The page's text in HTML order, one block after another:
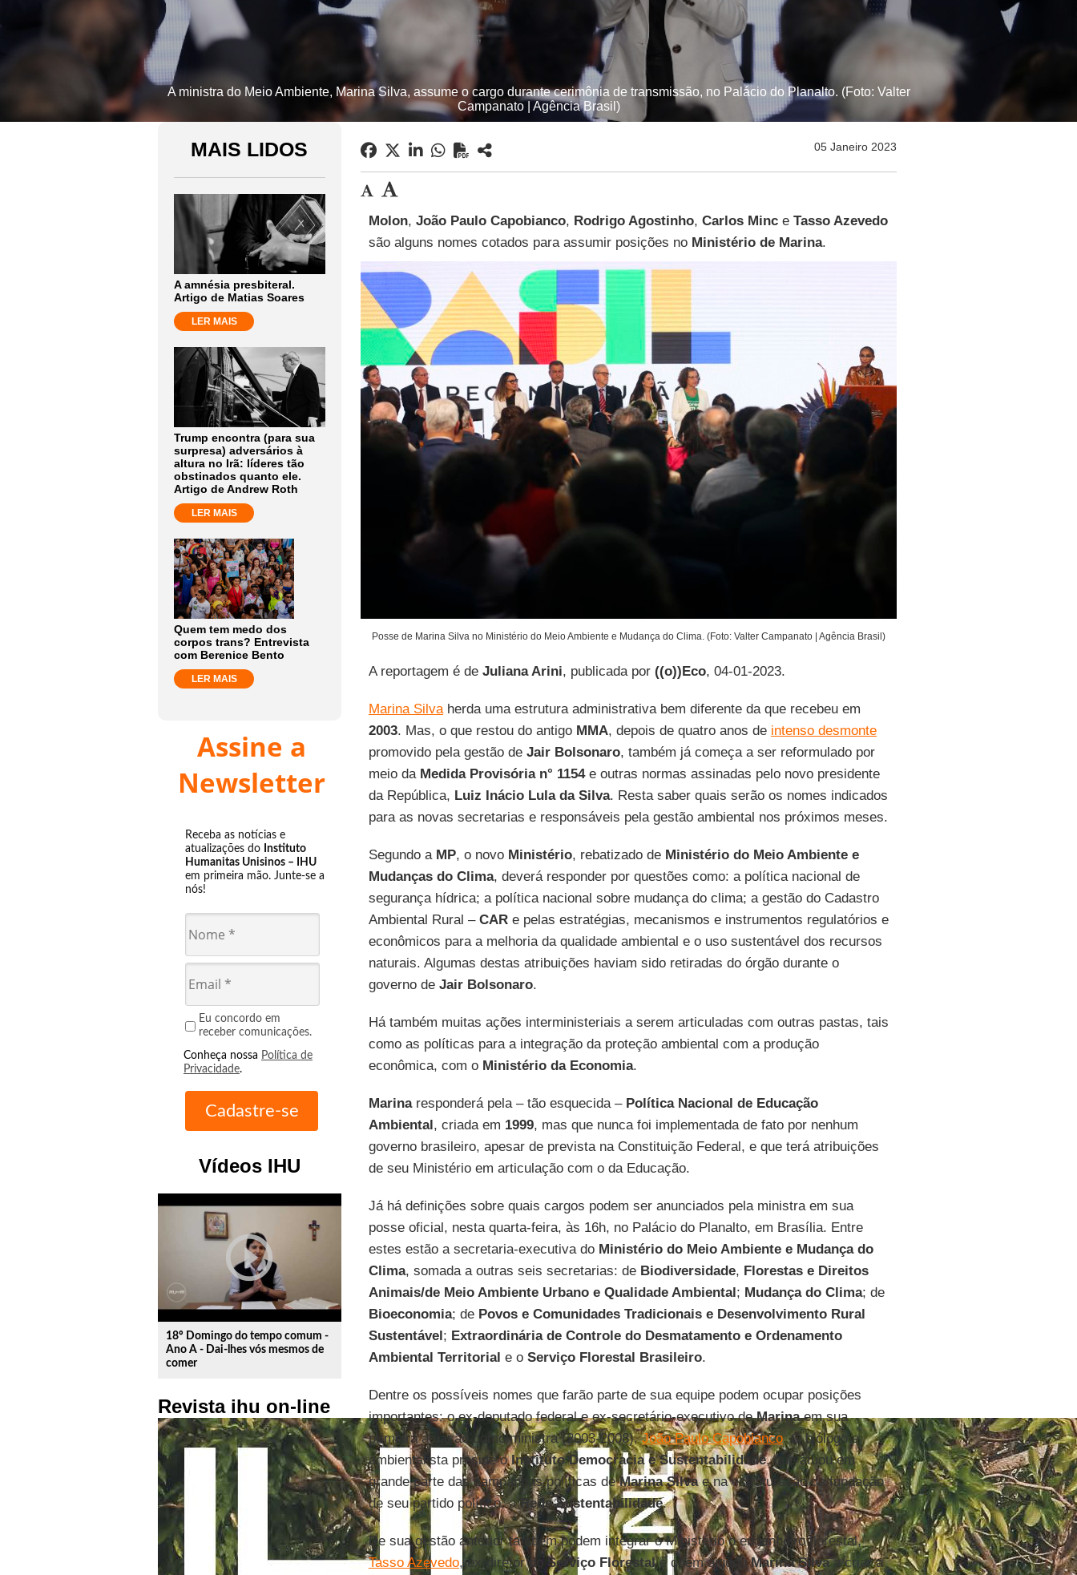
A ministra do Meio Ambiente, Marina Silva, assume o cargo durante cerimônia de transmissão, no Palácio do Planalto. (Foto: Valter
Campanato | Agência Brasil)
MAIS LIDOS
A amnésia presbiteral.
Artigo de Matias Soares
LER MAIS
Trump encontra (para sua
surpresa) adversários à
altura no Irã: líderes tão
obstinados quanto ele.
Artigo de Andrew Roth
LER MAIS
Quem tem medo dos
corpos trans? Entrevista
com Berenice Bento
LER MAIS
Assine a
Newsletter
Receba as notícias e
atualizações do Instituto
Humanitas Unisinos – IHU
em primeira mão. Junte-se a
nós!
Eu concordo em
receber comunicações.
Conheça nossa Política de
Privacidade.
Vídeos IHU
play_circle_outline
18º Domingo do tempo comum -
Ano A - Dai-lhes vós mesmos de
comer
Revista ihu on-line
05 Janeiro 2023
Molon, João Paulo Capobianco, Rodrigo Agostinho, Carlos Mince Tasso Azevedo
são alguns nomes cotados para assumir posições no Ministério de Marina.
Posse de Marina Silva no Ministério do Meio Ambiente e Mudança do Clima. (Foto: Valter Campanato | Agência Brasil)
A reportagem é de Juliana Arini, publicada por ((o))Eco, 04-01-2023.
Marina Silvaherda uma estrutura administrativa bem diferente da que recebeu em
2003. Mas, o que restou do antigo MMA, depois de quatro anos de intenso desmonte
promovido pela gestão de Jair Bolsonaro, também já começa a ser reformulado por
meio da Medida Provisória n° 1154e outras normas assinadas pelo novo presidente
da República, Luiz Inácio Lula da Silva. Resta saber quais serão os nomes indicados
para as novas secretarias e responsáveis pela gestão ambiental nos próximos meses.
Segundo a MP, o novo Ministério, rebatizado deMinistério do Meio Ambiente e
Mudanças do Clima, deverá responder por questões como: a política nacional de
segurança hídrica; a política nacional sobre mudança do clima; a gestão do Cadastro
Ambiental Rural – CARe pelas estratégias, mecanismos e instrumentos regulatórios e
econômicos para a melhoria da qualidade ambiental e o uso sustentável dos recursos
naturais. Algumas destas atribuições haviam sido retiradas do órgão durante o
governo de Jair Bolsonaro.
Há também muitas ações interministeriais a serem articuladas com outras pastas, tais
como as políticas para a integração da proteção ambiental com a produção
econômica, com o Ministério da Economia.
Marinaresponderá pela – tão esquecida – Política Nacional de Educação
Ambiental, criada em 1999, mas que nunca foi implementada de fato por nenhum
governo brasileiro, apesar de prevista na Constituição Federal, e que terá atribuições
de seu Ministério em articulação com o da Educação.
Já há definições sobre quais cargos podem ser anunciados pela ministra em sua
posse oficial, nesta quarta-feira, às 16h, no Palácio do Planalto, em Brasília. Entre
estes estão a secretaria-executiva do Ministério do Meio Ambiente e Mudança do
Clima, somada a outras seis secretarias: de Biodiversidade, Florestas e Direitos
Animais/de Meio Ambiente Urbano e Qualidade Ambiental; Mudança do Clima; de
Bioeconomia; de Povos e Comunidades Tradicionais e Desenvolvimento Rural
Sustentável; Extraordinária de Controle do Desmatamento e Ordenamento
Ambiental Territorial e o Serviço Florestal Brasileiro.
Dentre os possíveis nomes que farão parte de sua equipe podem ocupar posições
importantes: o ex-deputado federal e ex-secretário-executivo deMarinaem sua
primeira atuação como ministra (2003-2008),João Paulo Capobianco. O biólogo e
ambientalista preside oInstituto Democracia e Sustentabilidade, que atuou em
grande parte das campanhas políticas deMarina Silvae na estruturação da fundação
de seu partido político, aRede Sustentabilidade.
De sua gestão anterior também podem integrar o Ministério o engenheiro florestal,
Tasso Azevedo, ex-diretor do Serviço Florestale quem ajudouMarina Silvaa criar a